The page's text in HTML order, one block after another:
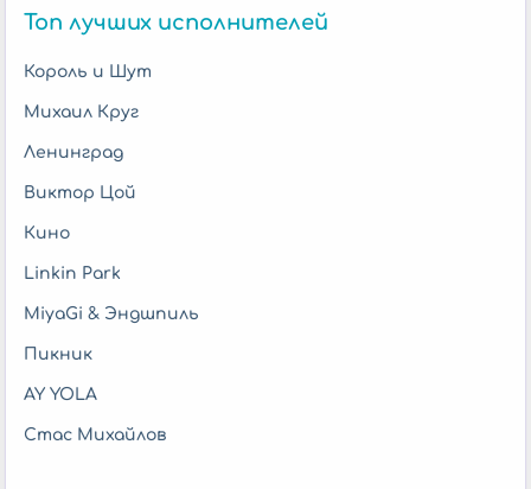
Топ лучших исполнителей
Король и Шут
Михаил Круг
Ленинград
Виктор Цой
Кино
Linkin Park
MiyaGi & Эндшпиль
Пикник
AY YOLA
Стас Михайлов